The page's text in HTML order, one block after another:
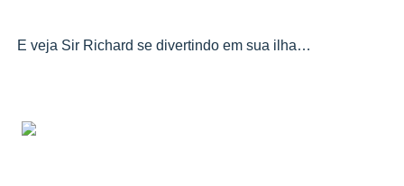
E veja Sir Richard se divertindo em sua ilha…